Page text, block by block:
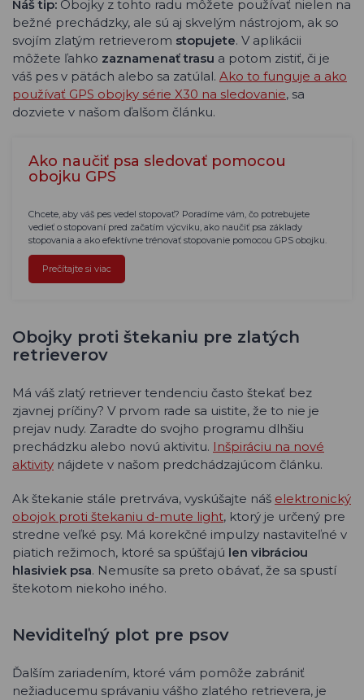
Náš tip: Obojky z tohto radu môžete používať nielen na
bežné prechádzky, ale sú aj skvelým nástrojom, ak so
svojím zlatým retrieverom stopujete. V aplikácii
môžete ľahko zaznamenať trasu a potom zistiť, či je
váš pes v pätách alebo sa zatúlal. Ako to funguje a ako
používať GPS obojky série X30 na sledovanie, sa
dozviete v našom ďalšom článku.
Ako naučiť psa sledovať pomocou
obojku GPS
Chcete, aby váš pes vedel stopovať? Poradíme vám, čo potrebujete
vedieť o stopovaní pred začatím výcviku, ako naučiť psa základy
stopovania a ako efektívne trénovať stopovanie pomocou GPS obojku.
Prečítajte si viac
Obojky proti štekaniu pre zlatých
retrieverov
Má váš zlatý retriever tendenciu často štekať bez
zjavnej príčiny? V prvom rade sa uistite, že to nie je
prejav nudy. Zaradte do svojho programu dlhšiu
prechádzku alebo novú aktivitu. Inšpiráciu na nové
aktivity nájdete v našom predchádzajúcom článku.
Ak štekanie stále pretrváva, vyskúšajte náš elektronický
obojok proti štekaniu d-mute light, ktorý je určený pre
stredne veľké psy. Má korekčné impulzy nastaviteľné v
piatich režimoch, ktoré sa spúšťajú len vibráciou
hlasiviek psa. Nemusíte sa preto obávať, že sa spustí
štekotom niekoho iného.
Neviditeľný plot pre psov
Ďalším zariadením, ktoré vám pomôže zabrániť
nežiaducemu správaniu vášho zlatého retrievera, je